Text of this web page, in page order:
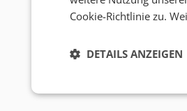
Cookie-Richtlinie zu.
DETAILS ANZEIGEN